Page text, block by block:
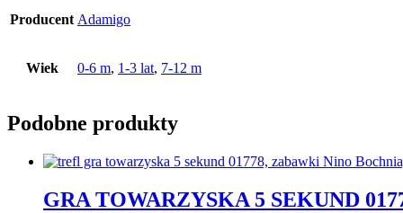
Producent Adamigo
Wiek 0-6 m, 1-3 lat, 7-12 m
Podobne produkty
GRA TOWARZYSKA 5 SEKUND